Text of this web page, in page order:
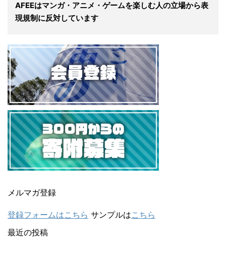
AFEEはマンガ・アニメ・ゲームを楽しむ人の立場から表
現規制に反対しています
メルマガ登録
登録フォームはこちら サンプルはこちら
最近の投稿